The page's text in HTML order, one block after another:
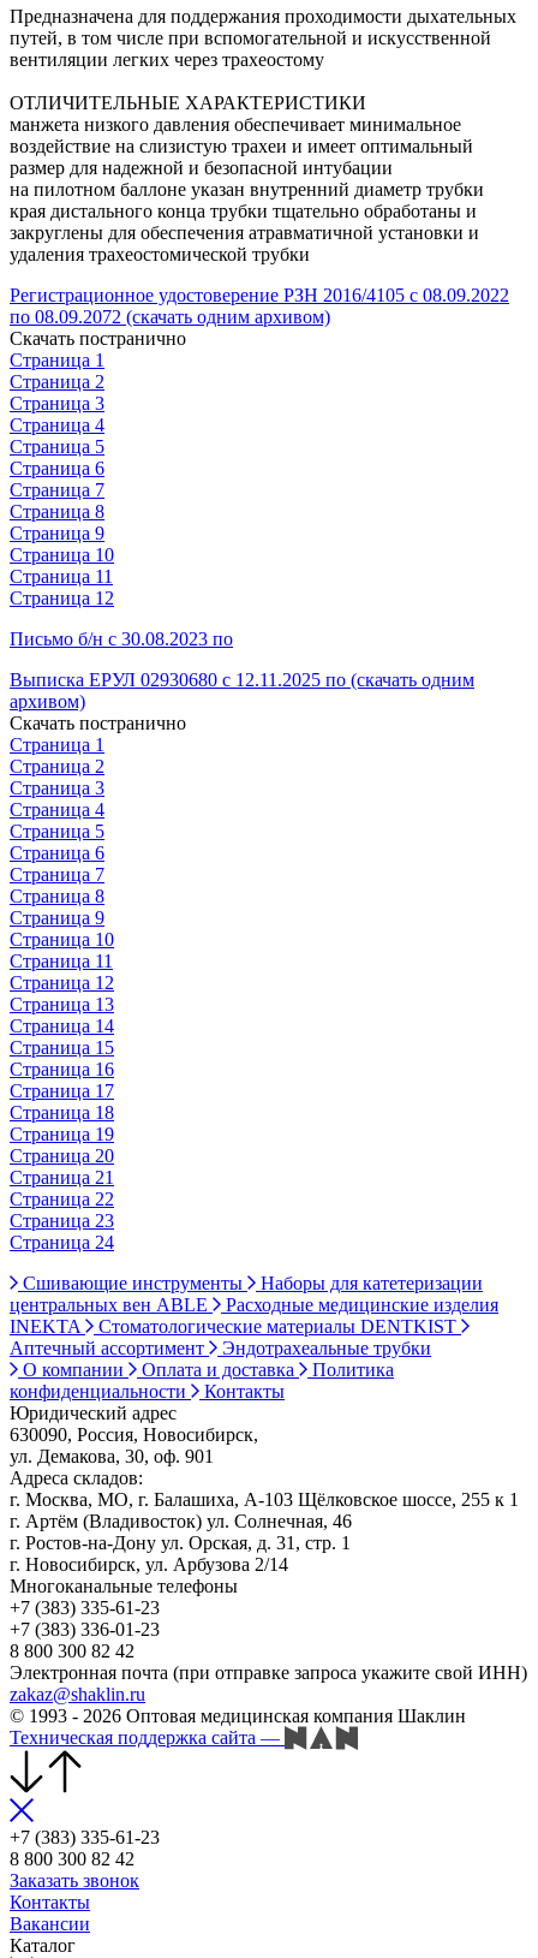
Предназначена для поддержания проходимости дыхательных
путей, в том числе при вспомогательной и искусственной
вентиляции легких через трахеостому
ОТЛИЧИТЕЛЬНЫЕ ХАРАКТЕРИСТИКИ
манжета низкого давления обеспечивает минимальное
воздействие на слизистую трахеи и имеет оптимальный
размер для надежной и безопасной интубации
на пилотном баллоне указан внутренний диаметр трубки
края дистального конца трубки тщательно обработаны и
закруглены для обеспечения атравматичной установки и
удаления трахеостомической трубки
Регистрационное удостоверение РЗН 2016/4105 с 08.09.2022
по 08.09.2072 (скачать одним архивом)
Скачать постранично
Страница 1
Страница 2
Страница 3
Страница 4
Страница 5
Страница 6
Страница 7
Страница 8
Страница 9
Страница 10
Страница 11
Страница 12
Письмо б/н с 30.08.2023 по
Выписка ЕРУЛ 02930680 с 12.11.2025 по (скачать одним
архивом)
Скачать постранично
Страница 1
Страница 2
Страница 3
Страница 4
Страница 5
Страница 6
Страница 7
Страница 8
Страница 9
Страница 10
Страница 11
Страница 12
Страница 13
Страница 14
Страница 15
Страница 16
Страница 17
Страница 18
Страница 19
Страница 20
Страница 21
Страница 22
Страница 23
Страница 24
Сшивающие инструменты
Наборы для катетеризации
центральных вен ABLE
Расходные медицинские изделия
INEKTA
Стоматологические материалы DENTKIST
Аптечный ассортимент
Эндотрахеальные трубки
О компании
Оплата и доставка
Политика
конфиденциальности
Контакты
Юридический адрес
630090, Россия, Новосибирск,
ул. Демакова, 30, оф. 901
Адреса складов:
г. Москва, МО, г. Балашиха, А-103 Щёлковское шоссе, 255 к 1
г. Артём (Владивосток) ул. Солнечная, 46
г. Ростов-на-Дону ул. Орская, д. 31, стр. 1
г. Новосибирск, ул. Арбузова 2/14
Многоканальные телефоны
+7 (383) 335-61-23
+7 (383) 336-01-23
8 800 300 82 42
Электронная почта (при отправке запроса укажите свой ИНН)
zakaz@shaklin.ru
© 1993 - 2026 Оптовая медицинская компания Шаклин
Техническая поддержка сайта —
+7 (383) 335-61-23
8 800 300 82 42
Заказать звонок
Контакты
Вакансии
Каталог